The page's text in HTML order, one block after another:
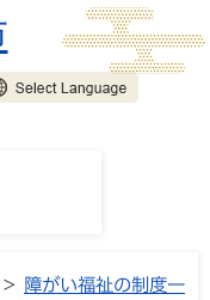
>
障がい福祉の制度一